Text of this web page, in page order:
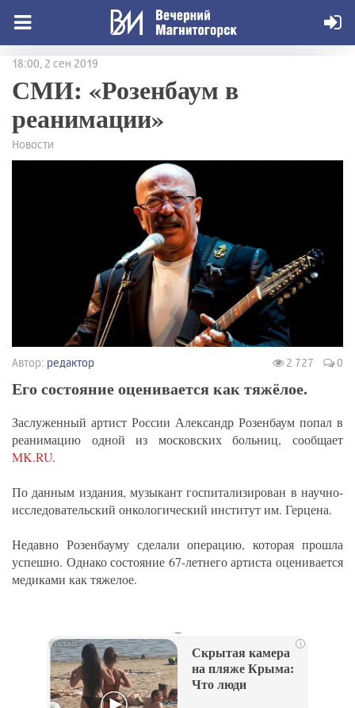
18:00, 2 сен 2019
СМИ: «Розенбаум в
реанимации»
Новости
Автор: редактор 2 727 0
Его состояние оценивается как тяжёлое.
Заслуженный артист России Александр Розенбаум попал в
реанимацию одной из московских больниц, сообщает
MK.RU.
По данным издания, музыкант госпитализирован в научно-
исследовательский онкологический институт им. Герцена.
Недавно Розенбауму сделали операцию, которая прошла
успешно. Однако состояние 67-летнего артиста оценивается
медиками как тяжелое.
i
Скрытая камера
на пляже Крыма:
Что люди